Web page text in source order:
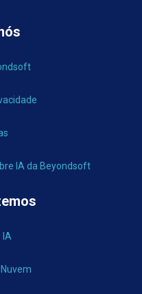
IA da Beyondsoft
IA